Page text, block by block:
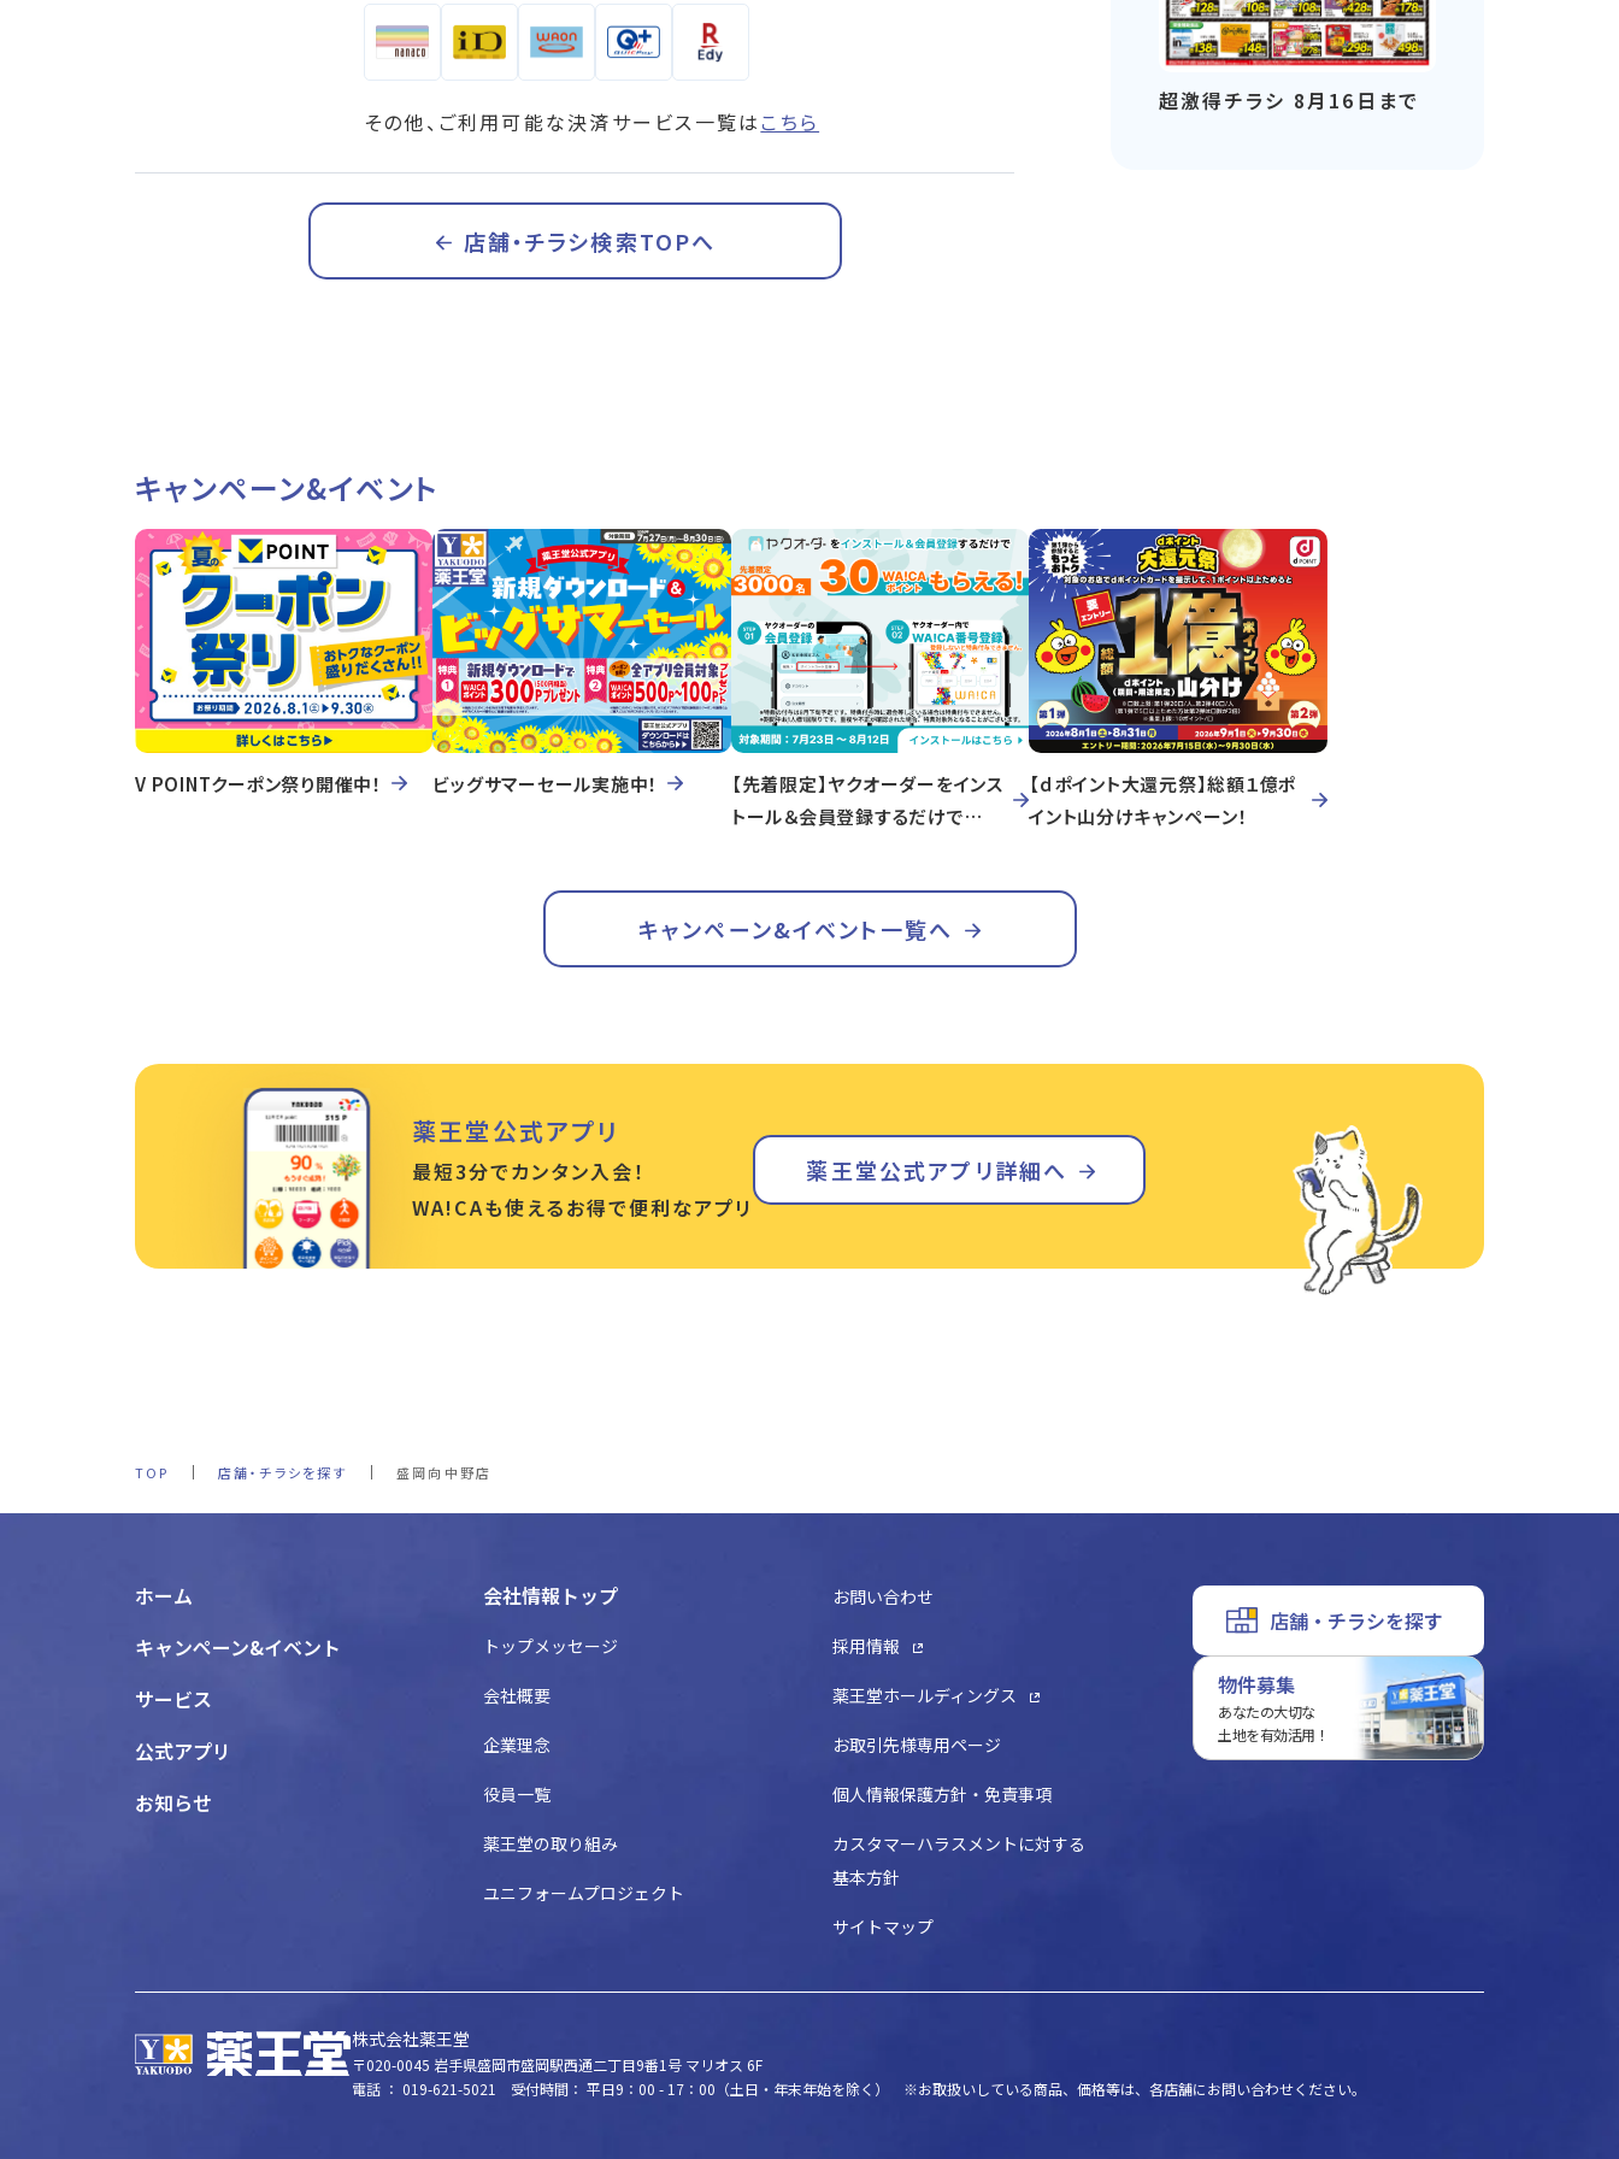
その他、ご利用可能な決済サービス一覧は こちら
店舗・チラシ検索TOPへ
超激得チラシ 8月16日まで
キャンペーン&イベント
V POINTクーポン祭り開催中！ ビッグサマーセール実施中！
【先着限定】ヤクオーダーをインス
トール＆会員登録するだけで
【ｄポイント大還元祭】総額１億ポ
イント山分けキャンペーン！
キャンペーン&イベント一覧へ
薬王堂公式アプリ
最短3分でカンタン入会！
WA!CAも使えるお得で便利なアプリ
薬王堂公式アプリ詳細へ
TOP 店舗・チラシを探す 盛岡向中野店
ホーム
キャンペーン&イベント
サービス
公式アプリ
お知らせ
会社情報トップ
トップメッセージ
会社概要
企業理念
役員一覧
薬王堂の取り組み
ユニフォームプロジェクト
お問い合わせ
採用情報
薬王堂ホールディングス
お取引先様専用ページ
個人情報保護方針・免責事項
カスタマーハラスメントに対する
基本方針
サイトマップ
店舗・チラシを探す
物件募集
あなたの大切な
土地を有効活用！
株式会社薬王堂
〒020-0045 岩手県盛岡市盛岡駅西通二丁目9番1号 マリオス 6F
電話 ： 019-621-5021 受付時間： 平日9：00 - 17：00（土日・年末年始を除く） ※お取扱いしている商品、価格等は、各店舗にお問い合わせください。